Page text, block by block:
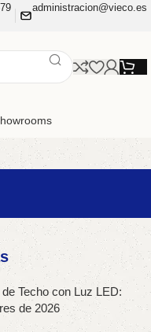
administracion@vieco.es
Techo con Luz LED:
de 2026